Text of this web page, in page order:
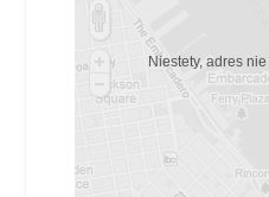
Niestety, adres